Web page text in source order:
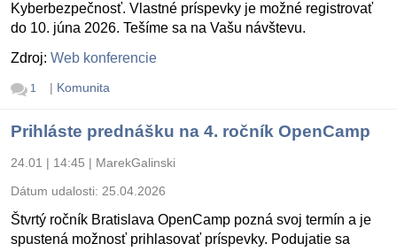
Kyberbezpečnosť. Vlastné príspevky je možné registrovať
do 10. júna 2026. Tešíme sa na Vašu návštevu.
Zdroj: Web konferencie
1 | Komunita
Prihláste prednášku na 4. ročník OpenCamp
24.01 | 14:45 | MarekGalinski
Dátum udalosti: 25.04.2026
Štvrtý ročník Bratislava OpenCamp pozná svoj termín a je
spustená možnosť prihlasovať príspevky. Podujatie sa